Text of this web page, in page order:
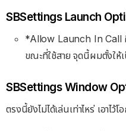
SBSettings Launch
*Allow Launch In Call
ขณะที่ใช้สาย จุดนี้ผมตั้งให้
SBSettings Window
ตรงนี้ยังไม่ได้เล่นเท่าไหร่ เอาไว้